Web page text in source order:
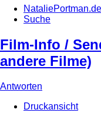
NataliePortman.de
Suche
Film-Info /
andere Filme)
Antworten
Druckansicht